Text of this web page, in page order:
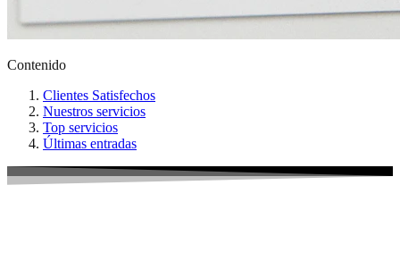
Contenido
Clientes Satisfechos
Nuestros servicios
Top servicios
Últimas entradas